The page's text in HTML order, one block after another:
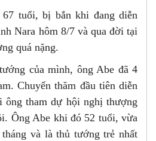
tuổi, bị bắn khi đang diễn
Nara hôm 8/7 và qua đời tại
quá nặng.
của mình, ông Abe đã 4
Chuyến thăm đầu tiên diễn
ông tham dự hội nghị thượng
Ông Abe khi đó 52 tuổi, vừa
và là thủ tướng trẻ nhất